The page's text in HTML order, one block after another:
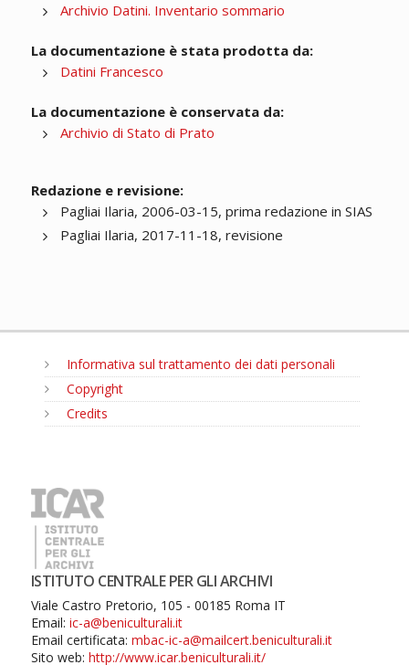
Archivio Datini. Inventario sommario
La documentazione è stata prodotta da:
Datini Francesco
La documentazione è conservata da:
Archivio di Stato di Prato
Redazione e revisione:
Pagliai Ilaria, 2006-03-15, prima redazione in SIAS
Pagliai Ilaria, 2017-11-18, revisione
Informativa sul trattamento dei dati personali
Copyright
Credits
ISTITUTO CENTRALE PER GLI ARCHIVI
Viale Castro Pretorio, 105 - 00185 Roma IT
Email: ic-a@beniculturali.it
Email certificata: mbac-ic-a@mailcert.beniculturali.it
Sito web: http://www.icar.beniculturali.it/